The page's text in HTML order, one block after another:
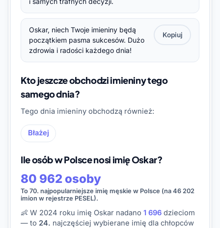
Oskar, niech Twoje imieniny będą
początkiem pasma sukcesów. Dużo
zdrowia i radości każdego dnia!
Kopiuj
Kto jeszcze obchodzi imieniny tego
samego dnia?
Tego dnia imieniny obchodzą również:
Błażej
Ile osób w Polsce nosi imię Oskar?
80 962 osoby
To 70. najpopularniejsze imię męskie w Polsce (na 46 202
imion w rejestrze PESEL).
👶 W 2024 roku imię Oskar nadano 1 696 dzieciom
— to 24. najczęściej wybierane imię dla chłopców